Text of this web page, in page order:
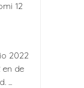
12
2022
en de
...